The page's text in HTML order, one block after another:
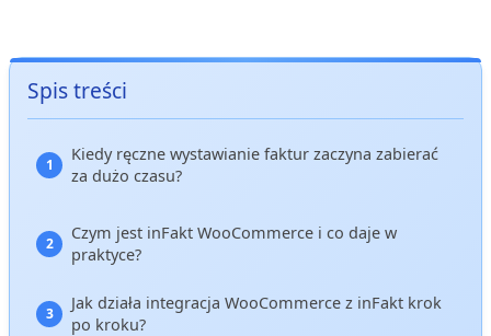
Spis treści
Kiedy ręczne wystawianie faktur zaczyna zabierać
za dużo czasu?
Czym jest inFakt WooCommerce i co daje w
praktyce?
Jak działa integracja WooCommerce z inFakt krok
po kroku?